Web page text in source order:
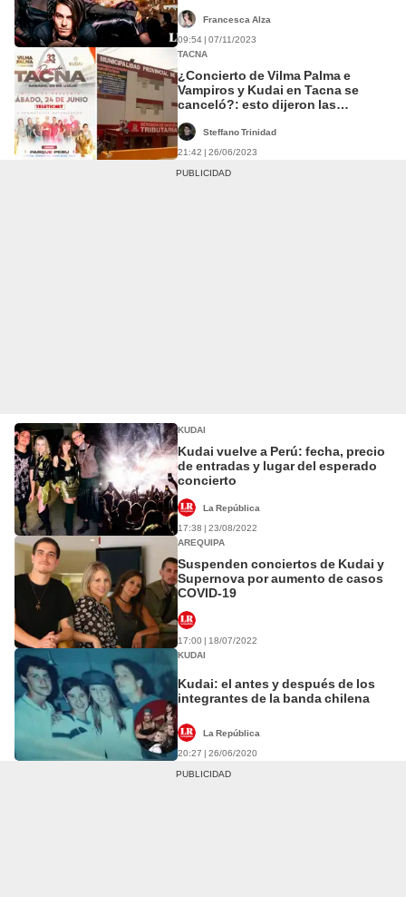
Francesca Alza
09:54 | 07/11/2023
TACNA
¿Concierto de Vilma Palma e
Vampiros y Kudai en Tacna se
canceló?: esto dijeron las
Steffano Trinidad
21:42 | 26/06/2023
KUDAI
Kudai vuelve a Perú: fecha, precio
de entradas y lugar del esperado
concierto
La República
17:38 | 23/08/2022
AREQUIPA
Suspenden conciertos de Kudai y
Supernova por aumento de casos
COVID-19
17:00 | 18/07/2022
KUDAI
Kudai: el antes y después de los
integrantes de la banda chilena
La República
20:27 | 26/06/2020